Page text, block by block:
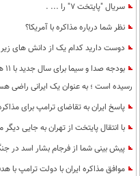
سریال "پایتخت 7" را ... .
نظر شما درباره مذاکره با آمریکا؟
دوست دارید کدام یک از دانش های زیر
رسیده است ؛ به عنوان یک ایرانی راضی
پاسخ ایران به تقاضای ترامپ برای
با انتقال پایتخت از تهران به جایی دیگر
پیش بینی شما از فرجام بشار اسد در
موافق مذاکره ایران با دولت ترامپ